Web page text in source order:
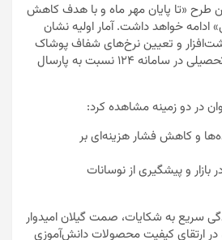
طرح «تا پایان مهر ماه و با هدف کاهش
خواهد داشت. آمار اولیه نشان
و تعیین نرخ‌های شفاف پوشاک
مدارس، شکایت از اقلام تحصیلی در سامانه ۱۲۴ نسبت به پارسال
در دو زمینه مشاهده کرد:
و کاهش فشار هزینه‌ای بر
بازار و پیشگیری از نوسانات
سریع به شکایات، صمت گیلان امیدوار
در ارتقای کیفیت محصولات دانش‌آموزی